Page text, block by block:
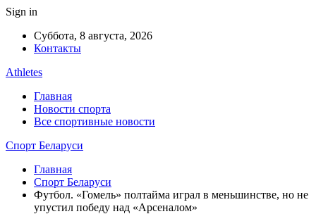
Sign in
Суббота, 8 августа, 2026
Контакты
Athletes
Главная
Новости спорта
Все спортивные новости
Спорт Беларуси
Главная
Спорт Беларуси
Футбол. «Гомель» полтайма играл в меньшинстве, но не
упустил победу над «Арсеналом»